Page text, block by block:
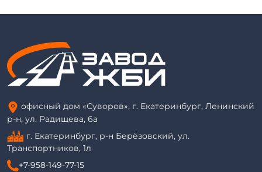
офисный дом «Суворов», г. Екатеринбург, Ленинский
р-н, ул. Радищева, 6а
г. Екатеринбург, р-н Берёзовский, ул.
Транспортников, 1л
+7-958-149-77-15